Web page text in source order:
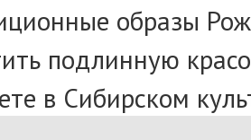
образы
подлинную
в Сибирском